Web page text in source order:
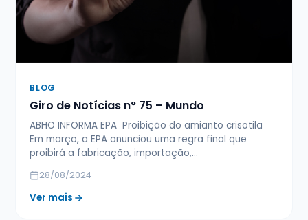
BLOG
Giro de Notícias n° 75 – Mundo
ABHO INFORMA EPA Proibição do amianto crisotila
Em março, a EPA anunciou uma regra final que
proibirá a fabricação, importação,…
28/08/2024
Ver mais